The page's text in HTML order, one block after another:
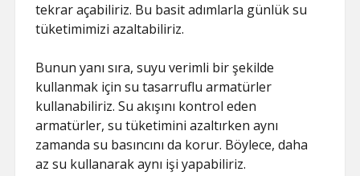
tekrar açabiliriz. Bu basit adımlarla günlük su
tüketimimizi azaltabiliriz.
Bunun yanı sıra, suyu verimli bir şekilde
kullanmak için su tasarruflu armatürler
kullanabiliriz. Su akışını kontrol eden
armatürler, su tüketimini azaltırken aynı
zamanda su basıncını da korur. Böylece, daha
az su kullanarak aynı işi yapabiliriz.